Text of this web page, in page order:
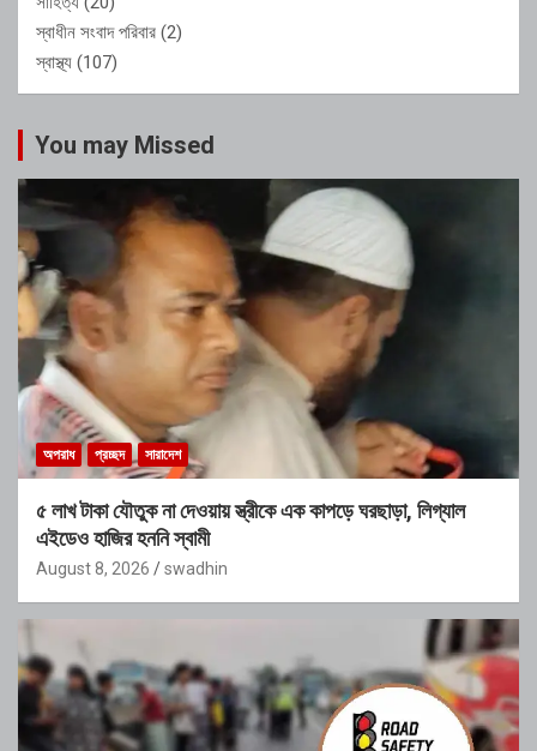
স্বাধীন সংবাদ পরিবার (2)
স্বাস্থ্য (107)
You may Missed
অপরাধ প্রচ্ছদ সারাদেশ
৫ লাখ টাকা যৌতুক না দেওয়ায় স্ত্রীকে এক কাপড়ে ঘরছাড়া, লিগ্যাল
এইডেও হাজির হননি স্বামী
August 8, 2026 swadhin